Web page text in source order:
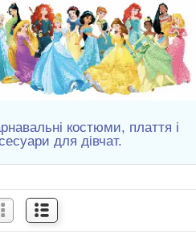
костюми, плаття і
для дівчат.